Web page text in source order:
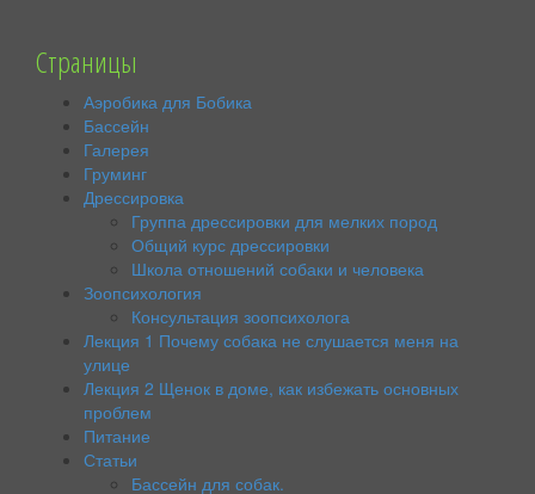
Страницы
Аэробика для Бобика
Бассейн
Галерея
Груминг
Дрессировка
Группа дрессировки для мелких пород
Общий курс дрессировки
Школа отношений собаки и человека
Зоопсихология
Консультация зоопсихолога
Лекция 1 Почему собака не слушается меня на
улице
Лекция 2 Щенок в доме, как избежать основных
проблем
Питание
Статьи
Бассейн для собак.